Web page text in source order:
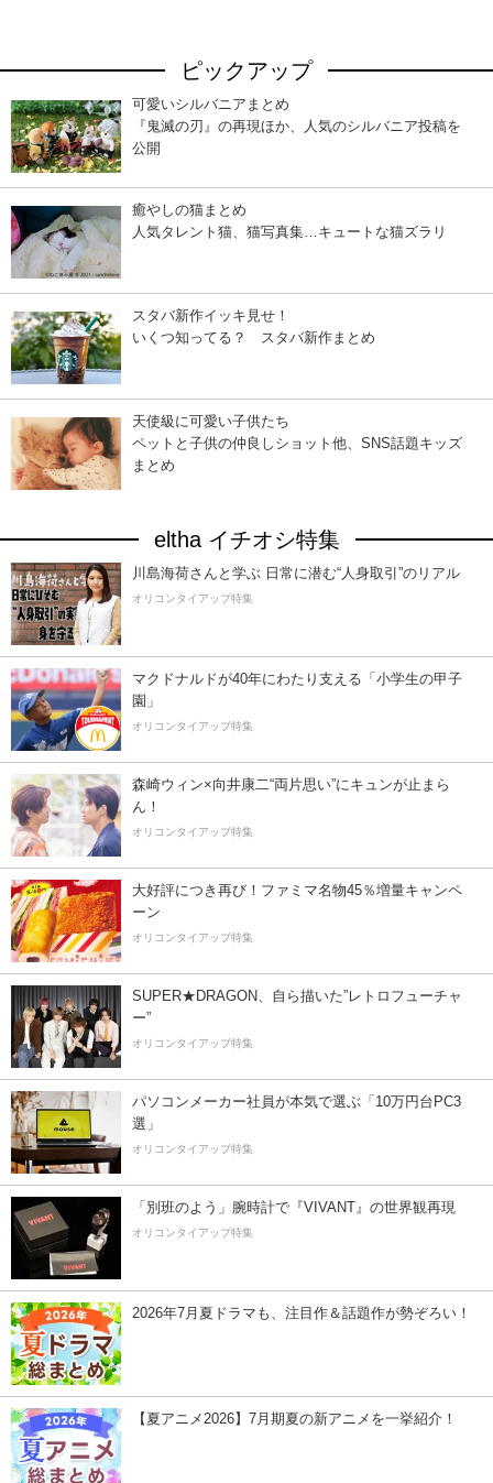
ピックアップ
可愛いシルバニアまとめ
『鬼滅の刃』の再現ほか、人気のシルバニア投稿を
公開
癒やしの猫まとめ
人気タレント猫、猫写真集…キュートな猫ズラリ
スタバ新作イッキ見せ！
いくつ知ってる？ スタバ新作まとめ
天使級に可愛い子供たち
ペットと子供の仲良しショット他、SNS話題キッズ
まとめ
eltha イチオシ特集
川島海荷さんと学ぶ 日常に潜む“人身取引”のリアル
オリコンタイアップ特集
マクドナルドが40年にわたり支える「小学生の甲子
園」
オリコンタイアップ特集
森崎ウィン×向井康二“両片思い”にキュンが止まら
ん！
オリコンタイアップ特集
大好評につき再び！ファミマ名物45％増量キャンペ
ーン
オリコンタイアップ特集
SUPER★DRAGON、自ら描いた”レトロフューチャ
ー”
オリコンタイアップ特集
パソコンメーカー社員が本気で選ぶ「10万円台PC3
選」
オリコンタイアップ特集
「別班のよう」腕時計で『VIVANT』の世界観再現
オリコンタイアップ特集
2026年7月夏ドラマも、注目作＆話題作が勢ぞろい！
【夏アニメ2026】7月期夏の新アニメを一挙紹介！